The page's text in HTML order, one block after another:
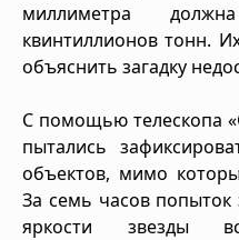
миллиметра
квинтиллионов тонн.
объяснить загадку
С помощью телескопа
пытались
объектов, мимо
За семь часов
яркости звезды